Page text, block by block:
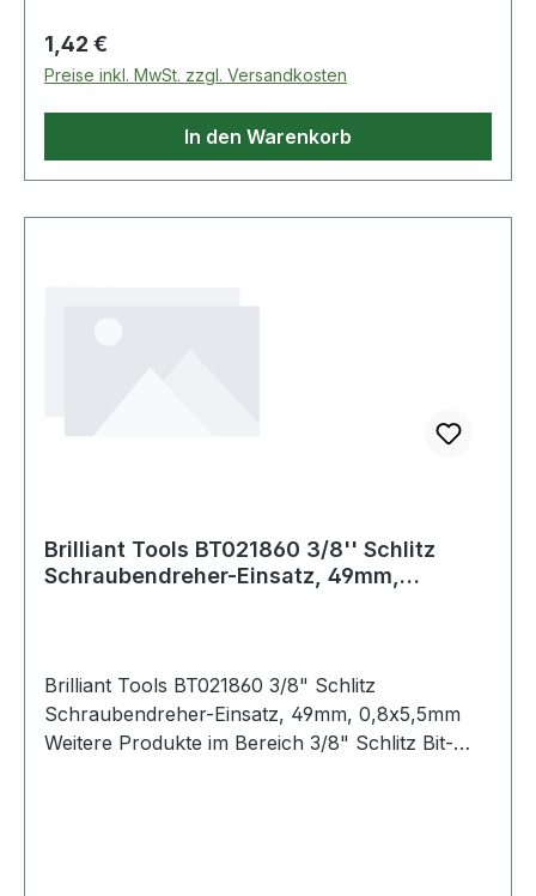
Regulärer Preis:
1,42 €
Preise inkl. MwSt. zzgl. Versandkosten
In den Warenkorb
Brilliant Tools BT021860 3/8'' Schlitz
Schraubendreher-Einsatz, 49mm,
Brilliant Tools BT021860 3/8" Schlitz
Schraubendreher-Einsatz, 49mm, 0,8x5,5mm
Weitere Produkte im Bereich 3/8" Schlitz Bit-